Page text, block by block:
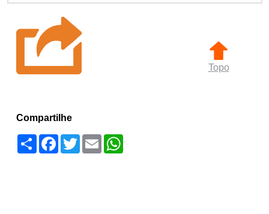
Topo
Compartilhe
Compartilhar
Facebook
TwitterEmailWhatsApp